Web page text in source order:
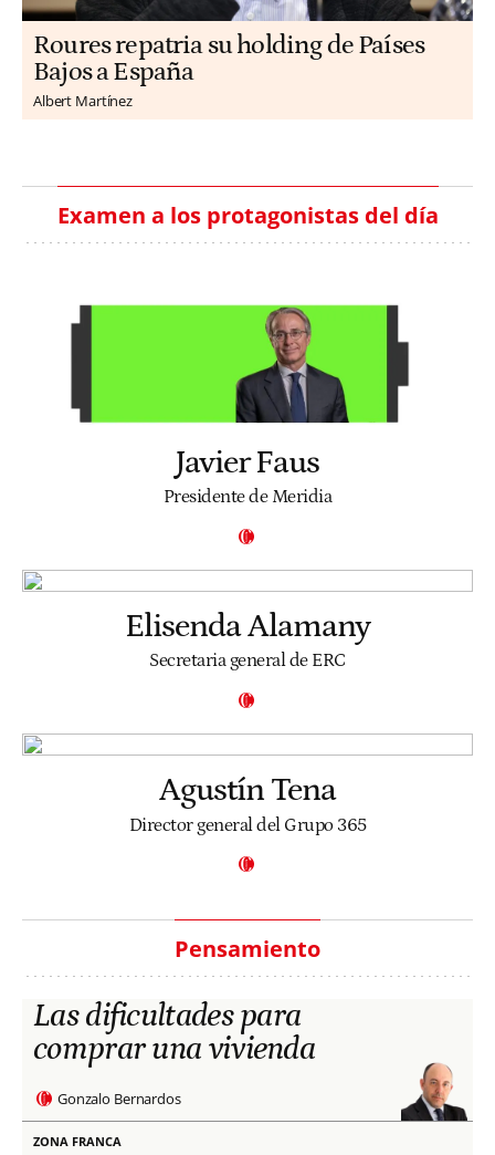
Roures repatria su holding de Países
Bajos a España
Albert Martínez
Examen a los protagonistas del día
Javier Faus
Presidente de Meridia
Elisenda Alamany
Secretaria general de ERC
Agustín Tena
Director general del Grupo 365
Pensamiento
Las dificultades para
comprar una vivienda
Gonzalo Bernardos
ZONA FRANCA